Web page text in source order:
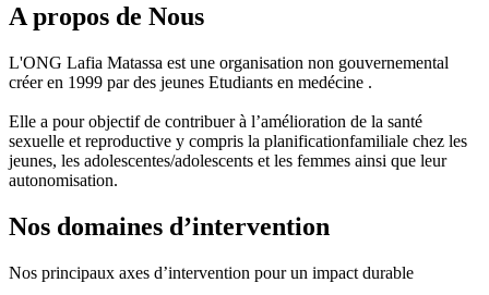
A propos de Nous
L'ONG Lafia Matassa est une organisation non gouvernemental
créer en 1999 par des jeunes Etudiants en medécine .
Elle a pour objectif de contribuer à l’amélioration de la santé
sexuelle et reproductive y compris la planificationfamiliale chez les
jeunes, les adolescentes/adolescents et les femmes ainsi que leur
autonomisation.
Nos domaines d’intervention
Nos principaux axes d’intervention pour un impact durable